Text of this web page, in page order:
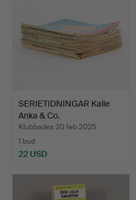
SERIETIDNINGAR Kalle
Anka & Co.
Klubbades 20 feb 2025
1 bud
22 USD